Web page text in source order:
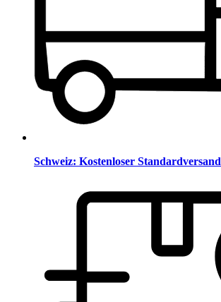
Schweiz: Kostenloser Standardversand